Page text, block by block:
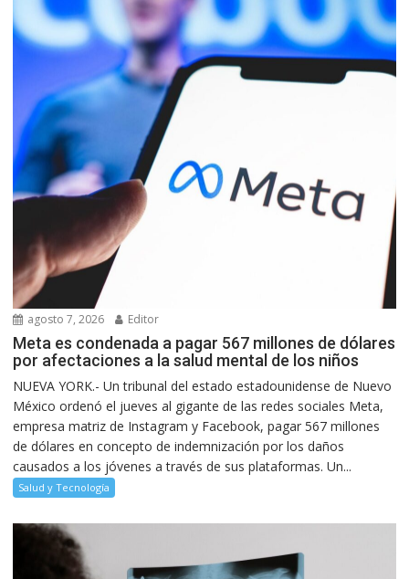
agosto 7, 2026 Editor
Meta es condenada a pagar 567 millones de dólares
por afectaciones a la salud mental de los niños
NUEVA YORK.- Un tribunal del estado estadounidense de Nuevo
México ordenó el jueves al gigante de las redes sociales Meta,
empresa matriz de Instagram y Facebook, pagar 567 millones
de dólares en concepto de indemnización por los daños
causados a los jóvenes a través de sus plataformas. Un...
Salud y Tecnología